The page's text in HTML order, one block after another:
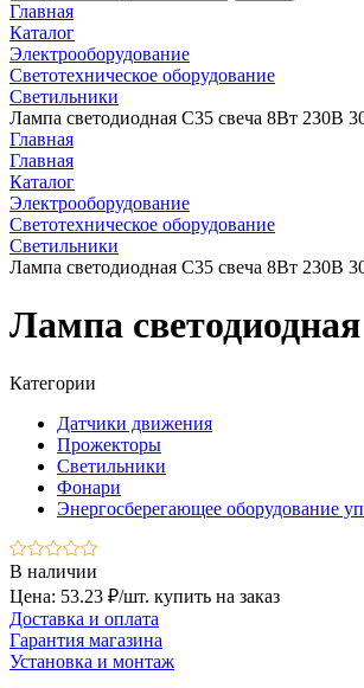
Главная
Каталог
Электрооборудование
Светотехническое оборудование
Светильники
Лампа светодиодная C35 свеча 8Вт 230В
Главная
Главная
Каталог
Электрооборудование
Светотехническое оборудование
Светильники
Лампа светодиодная C35 свеча 8Вт 230В
Лампа
Категории
Датчики движения
Прожекторы
Светильники
Фонари
Энергосберегающее оборудование
В наличии
Цена: 53.23 ₽/шт. купить на заказ
Доставка и оплата
Гарантия магазина
Установка и монтаж